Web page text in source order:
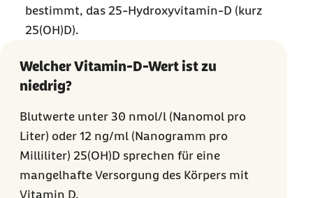
bestimmt, das 25-Hydroxyvitamin-D (kurz
25(OH)D).
Welcher Vitamin-D-Wert ist zu
niedrig?
Blutwerte unter 30 nmol/l (Nanomol pro
Liter) oder 12 ng/ml (Nanogramm pro
Milliliter) 25(OH)D sprechen für eine
mangelhafte Versorgung des Körpers mit
Vitamin D.